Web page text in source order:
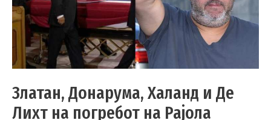
Златан, Донарума, Халанд и Де
Лихт на погребот на Рајола